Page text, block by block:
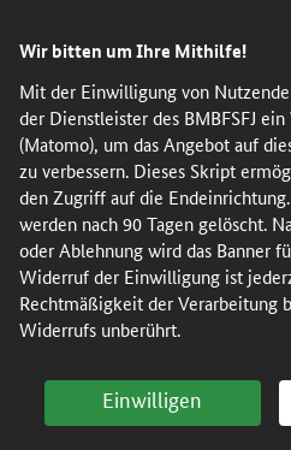
Wir bitten um Ihre Mithilfe!
Mit der Einwilligung von
der Dienstleister des BMBFSFJ
(Matomo), um das Angebot auf
zu verbessern. Dieses Skript
den Zugriff auf die
werden nach 90 Tagen gelöscht.
oder Ablehnung wird das Banner
Widerruf der Einwilligung ist
Rechtmäßigkeit der Verarbeitung
Widerrufs unberührt.
Einwilligen
zum
Inhalt
(Eingabetaste)
zum
Hauptmenu
(Eingabetaste)
zur
Suche
(Eingabetaste)
zur
Fußleiste
(Enter)